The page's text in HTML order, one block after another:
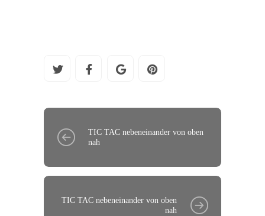
TIC TAC nebeneinander von oben
nah
TIC TAC nebeneinander von oben
nah